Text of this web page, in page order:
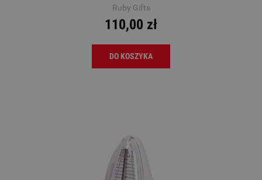
Ruby Gifts
110,00 zł
DO KOSZYKA